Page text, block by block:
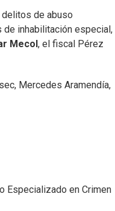
de abuso
de inhabilitación especial,
Mecol , el fiscal Pérez
Mercedes Aramendía,
Especializado en Crimen